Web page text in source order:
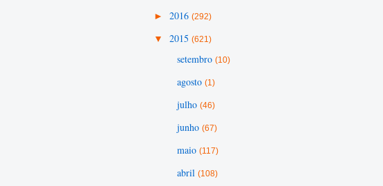
► 2016 (292)
▼ 2015 (621)
setembro (10)
agosto (1)
julho (46)
junho (67)
maio (117)
abril (108)